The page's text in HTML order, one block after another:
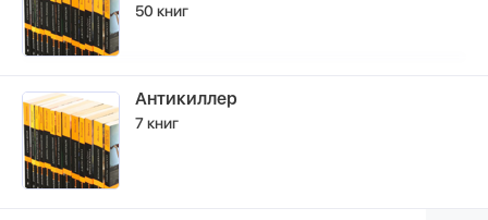
50 книг
Антикиллер
7 книг